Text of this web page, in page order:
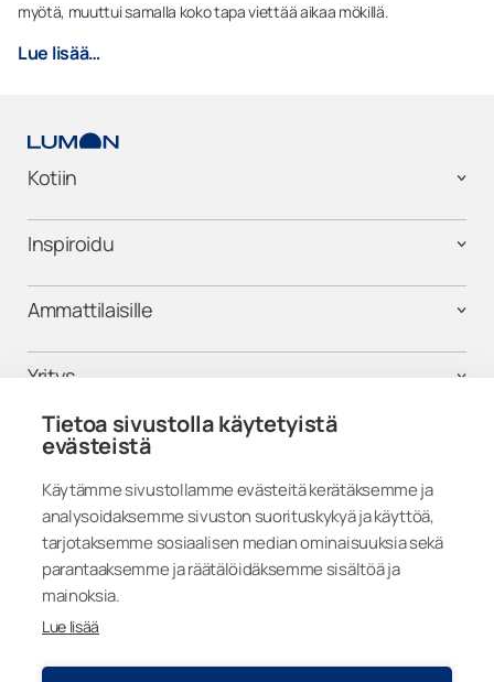
Tietoa sivustolla käytetyistä
evästeistä
Käytämme sivustollamme evästeitä kerätäksemme ja
analysoidaksemme sivuston suorituskykyä ja käyttöä,
tarjotaksemme sosiaalisen median ominaisuuksia sekä
parantaaksemme ja räätälöidäksemme sisältöä ja
mainoksia.
Lue lisää
myötä, muuttui samalla koko tapa viettää aikaa mökillä.
Lue lisää…
Kotiin
Inspiroidu
Ammattilaisille
Yritys
Tuki
Seuraa meitä
Finland